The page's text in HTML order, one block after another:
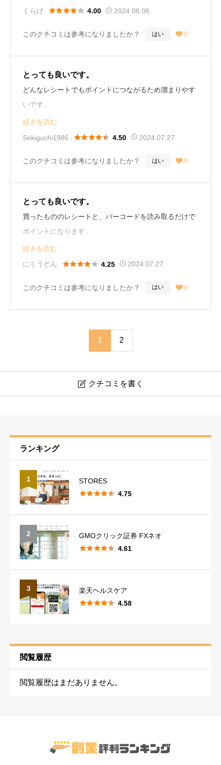
ので、必ずポイントが貯まります。
くらげ
 4.00 2024.08.06
このクチコミは参考になりましたか？ はい  0
とっても良いです。
どんなレシートでもポイントにつながるため溜まりやす
いです。
履歴のないものは打ち込むのが少し面倒ですが、コイン
につながるので良いと思います。
続きを読む
Sekiguchi1986
 4.50 2024.07.27
このクチコミは参考になりましたか？ はい  0
とっても良いです。
買ったもののレシートと、バーコードを読み取るだけで
ポイントになります。
指定の商品だけではなく、どんなレシートでもポイント
につながるので、とても溜まりやすいです。読み取られ
面倒ですが、広告も少なく使いやすいです。
続きを読む
にくうどん
 4.25 2024.07.27
このクチコミは参考になりましたか？ はい  0
1 2
 クチコミを書く
稼ぎやすさ
星の数をお選びください
使いやすさ
安全性
星の数をお選びください 
星の数をお選びください 
ランキング
1
STORES
 4.75
2
GMOクリック証券 FXネオ
 4.61
3
楽天ヘルスケア
 4.58
閲覧履歴
閲覧履歴はまだありません。